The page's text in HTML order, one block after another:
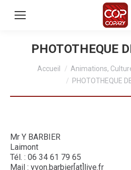
principal
PHOTOTHEQUE
Accueil
Animations,
PHOTOTHEQUE
Mr Y BARBIER
Laimont
Tél. : 06 34 61 79 65
Mail : yvon.barbier[at]live.fr